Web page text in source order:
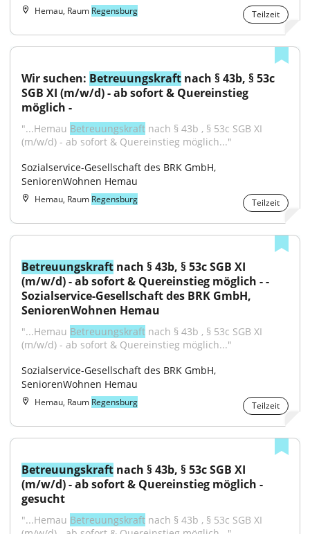
Hemau, Raum Regensburg Teilzeit
Wir suchen: Betreuungskraft nach § 43b, § 53c
SGB XI (m/w/d) - ab sofort & Quereinstieg
möglich -
"...Hemau Betreuungskraft nach § 43b , § 53c SGB XI
(m/w/d) - ab sofort & Quereinstieg möglich..."
Sozialservice-Gesellschaft des BRK GmbH,
SeniorenWohnen Hemau
Hemau, Raum Regensburg Teilzeit
Betreuungskraft nach § 43b, § 53c SGB XI
(m/w/d) - ab sofort & Quereinstieg möglich - -
Sozialservice-Gesellschaft des BRK GmbH,
SeniorenWohnen Hemau
"...Hemau Betreuungskraft nach § 43b , § 53c SGB XI
(m/w/d) - ab sofort & Quereinstieg möglich..."
Sozialservice-Gesellschaft des BRK GmbH,
SeniorenWohnen Hemau
Hemau, Raum Regensburg Teilzeit
Betreuungskraft nach § 43b, § 53c SGB XI
(m/w/d) - ab sofort & Quereinstieg möglich -
gesucht
"...Hemau Betreuungskraft nach § 43b , § 53c SGB XI